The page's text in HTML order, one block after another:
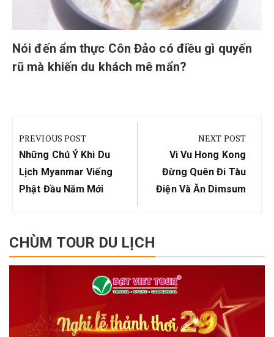
Nói đến ẩm thực Côn Đảo có điều gì quyến
rũ mà khiến du khách mê mẩn?
hướng
bài
viết
PREVIOUS POST
Previous
Post:
Những Chú Ý Khi Du
Lịch Myanmar Viếng
Phật Đầu Năm Mới
NEXT POST
Next
Post:
Vi Vu Hong Kong
Đừng Quên Đi Tàu
Điện Và Ăn Dimsum
CHÙM TOUR DU LỊCH